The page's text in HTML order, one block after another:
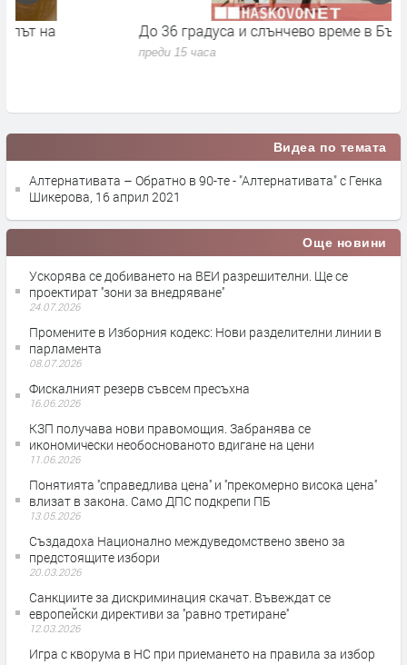
До 36 градуса и слънчево време в България днес
Видеа по темата
Алтернативата – Обратно в 90-те - "Алтернативата" с Генка
Шикерова, 16 април 2021
Още новини
Ускорява се добиването на ВЕИ разрешителни. Ще се
проектират ''зони за внедряване''
24.07.2026
Промените в Изборния кодекс: Нови разделителни линии в
парламента
08.07.2026
Фискалният резерв съвсем пресъхна
16.06.2026
КЗП получава нови правомощия. Забранява се
икономически необоснованото вдигане на цени
11.06.2026
Понятията ''справедлива цена'' и ''прекомерно висока цена''
влизат в закона. Само ДПС подкрепи ПБ
13.05.2026
Създадоха Национално междуведомствено звено за
предстоящите избори
20.03.2026
Санкциите за дискриминация скачат. Въвеждат се
европейски директиви за ''равно третиране''
12.03.2026
Игра с кворума в НС при приемането на правила за избор